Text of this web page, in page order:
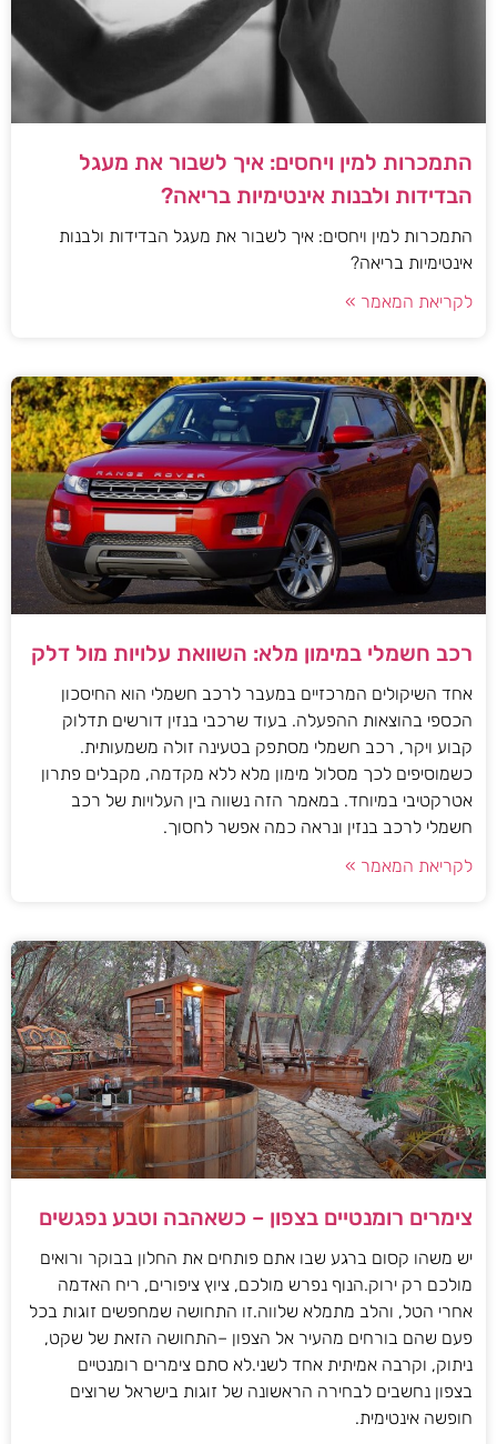
התמכרות למין ויחסים: איך לשבור את מעגל
הבדידות ולבנות אינטימיות בריאה?
התמכרות למין ויחסים: איך לשבור את מעגל הבדידות ולבנות
אינטימיות בריאה?
לקריאת המאמר »
רכב חשמלי במימון מלא: השוואת עלויות מול דלק
אחד השיקולים המרכזיים במעבר לרכב חשמלי הוא החיסכון
הכספי בהוצאות ההפעלה. בעוד שרכבי בנזין דורשים תדלוק
קבוע ויקר, רכב חשמלי מסתפק בטעינה זולה משמעותית.
כשמוסיפים לכך מסלול מימון מלא ללא מקדמה, מקבלים פתרון
אטרקטיבי במיוחד. במאמר הזה נשווה בין העלויות של רכב
חשמלי לרכב בנזין ונראה כמה אפשר לחסוך.
לקריאת המאמר »
צימרים רומנטיים בצפון – כשאהבה וטבע נפגשים
יש משהו קסום ברגע שבו אתם פותחים את החלון בבוקר ורואים
מולכם רק ירוק.הנוף נפרש מולכם, ציוץ ציפורים, ריח האדמה
אחרי הטל, והלב מתמלא שלווה.זו התחושה שמחפשים זוגות בכל
פעם שהם בורחים מהעיר אל הצפון –התחושה הזאת של שקט,
ניתוק, וקרבה אמיתית אחד לשני.לא סתם צימרים רומנטיים
בצפון נחשבים לבחירה הראשונה של זוגות בישראל שרוצים
חופשה אינטימית.